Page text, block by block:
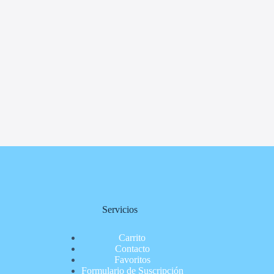
Servicios
Carrito
Contacto
Favoritos
Formulario de Suscripción